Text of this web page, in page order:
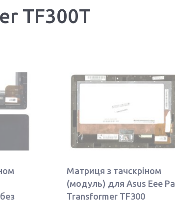
TF300T
Матриця з тачскріном
(модуль) для Asus Eee
Transformer TF300